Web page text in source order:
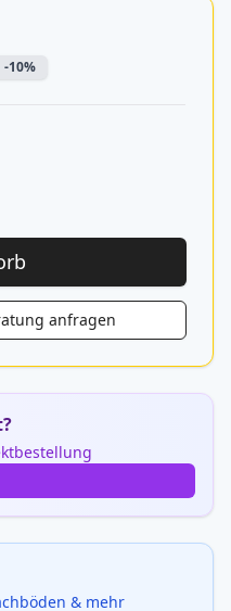
-10%
anfragen
& mehr